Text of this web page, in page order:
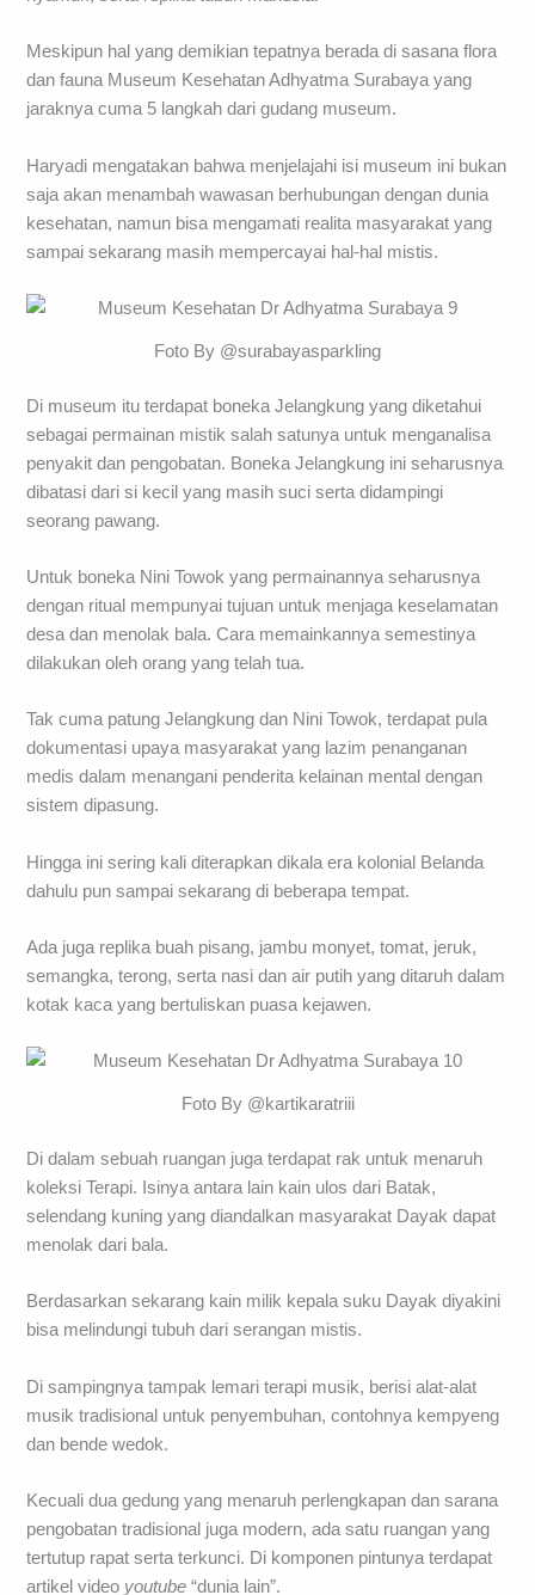
Meskipun hal yang demikian tepatnya berada di sasana flora
dan fauna Museum Kesehatan Adhyatma Surabaya yang
jaraknya cuma 5 langkah dari gudang museum.
Haryadi mengatakan bahwa menjelajahi isi museum ini bukan
saja akan menambah wawasan berhubungan dengan dunia
kesehatan, namun bisa mengamati realita masyarakat yang
sampai sekarang masih mempercayai hal-hal mistis.
Foto By @surabayasparkling
Di museum itu terdapat boneka Jelangkung yang diketahui
sebagai permainan mistik salah satunya untuk menganalisa
penyakit dan pengobatan. Boneka Jelangkung ini seharusnya
dibatasi dari si kecil yang masih suci serta didampingi
seorang pawang.
Untuk boneka Nini Towok yang permainannya seharusnya
dengan ritual mempunyai tujuan untuk menjaga keselamatan
desa dan menolak bala. Cara memainkannya semestinya
dilakukan oleh orang yang telah tua.
Tak cuma patung Jelangkung dan Nini Towok, terdapat pula
dokumentasi upaya masyarakat yang lazim penanganan
medis dalam menangani penderita kelainan mental dengan
sistem dipasung.
Hingga ini sering kali diterapkan dikala era kolonial Belanda
dahulu pun sampai sekarang di beberapa tempat.
Ada juga replika buah pisang, jambu monyet, tomat, jeruk,
semangka, terong, serta nasi dan air putih yang ditaruh dalam
kotak kaca yang bertuliskan puasa kejawen.
Foto By @kartikaratriii
Di dalam sebuah ruangan juga terdapat rak untuk menaruh
koleksi Terapi. Isinya antara lain kain ulos dari Batak,
selendang kuning yang diandalkan masyarakat Dayak dapat
menolak dari bala.
Berdasarkan sekarang kain milik kepala suku Dayak diyakini
bisa melindungi tubuh dari serangan mistis.
Di sampingnya tampak lemari terapi musik, berisi alat-alat
musik tradisional untuk penyembuhan, contohnya kempyeng
dan bende wedok.
Kecuali dua gedung yang menaruh perlengkapan dan sarana
pengobatan tradisional juga modern, ada satu ruangan yang
tertutup rapat serta terkunci. Di komponen pintunya terdapat
artikel video youtube “dunia lain”.